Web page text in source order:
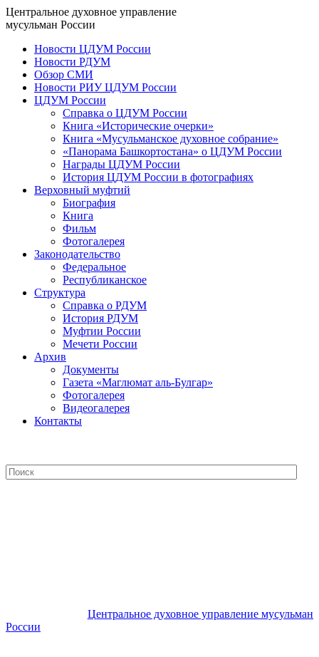
Центральное духовное управление
мусульман России
Новости ЦДУМ России
Новости РДУМ
Обзор СМИ
Новости РИУ ЦДУМ России
ЦДУМ России
Справка о ЦДУМ России
Книга «Исторические очерки»
Книга «Мусульманское духовное собрание»
«Панорама Башкортостана» о ЦДУМ России
Награды ЦДУМ России
История ЦДУМ России в фотографиях
Верховный муфтий
Биография
Книга
Фильм
Фотогалерея
Законодательство
Федеральное
Республиканское
Структура
Справка о РДУМ
История РДУМ
Муфтии России
Мечети России
Архив
Документы
Газета «Маглюмат аль-Булгар»
Фотогалерея
Видеогалерея
Контакты
Центральное духовное управление мусульман
России